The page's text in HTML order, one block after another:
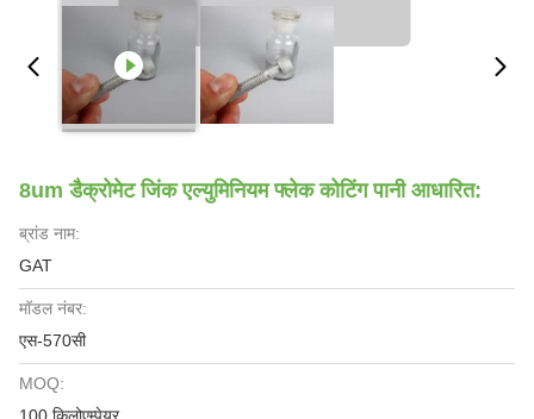
8um डैक्रोमेट जिंक एल्युमिनियम फ्लेक कोटिंग पानी आधारित:
ब्रांड नाम:
GAT
मॉडल नंबर:
एस-570सी
MOQ: